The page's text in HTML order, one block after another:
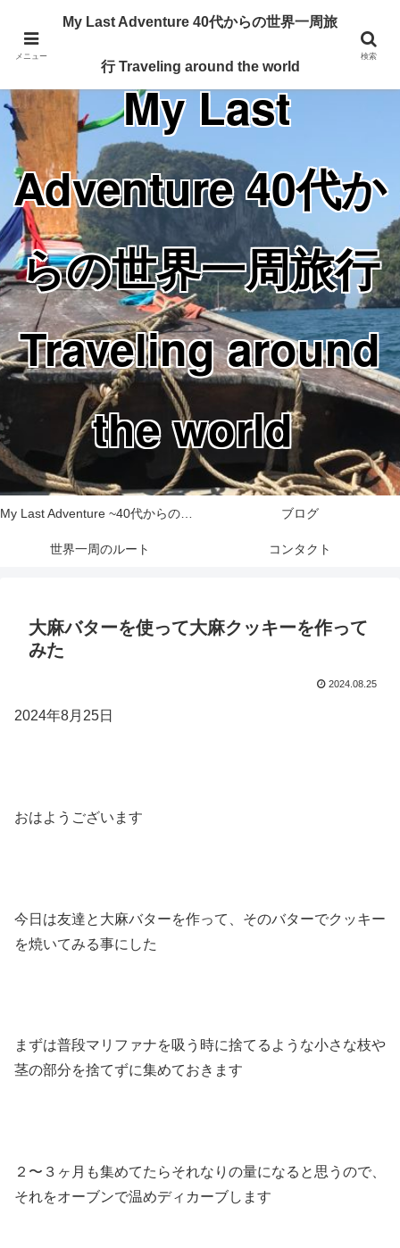
Traveling around the world from my 40's
My Last
Adventure 40代か
らの世界一周旅行
Traveling around
the world
My Last Adventure ~40代からの世界一周旅行記~ ブログ
世界一周のルート コンタクト
大麻バターを使って大麻クッキーを作って
みた
2024.08.25
2024年8月25日
おはようございます
今日は友達と大麻バターを作って、そのバターでクッキー
を焼いてみる事にした
まずは普段マリファナを吸う時に捨てるような小さな枝や
茎の部分を捨てずに集めておきます
２〜３ヶ月も集めてたらそれなりの量になると思うので、
それをオーブンで温めディカーブします
メニュー
My Last Adventure 40代からの世界一周旅
行 Traveling around the world
検索